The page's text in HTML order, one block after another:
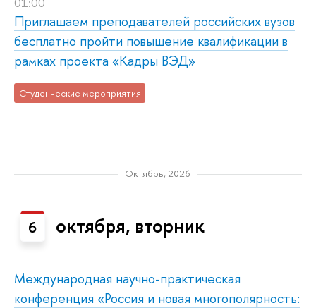
Приглашаем преподавателей российских вузов
бесплатно пройти повышение квалификации в
рамках проекта «Кадры ВЭД»
Студенческие мероприятия
Октябрь, 2026
6 октября, вторник
Международная научно-практическая
конференция «Россия и новая многополярность: